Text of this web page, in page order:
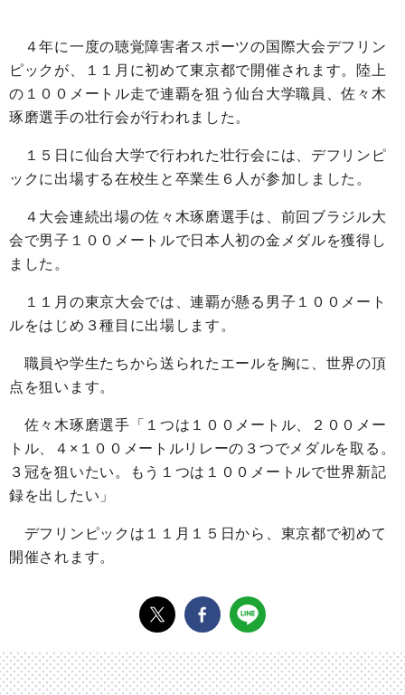
４年に一度の聴覚障害者スポーツの国際大会デフリン
ピックが、１１月に初めて東京都で開催されます。陸上
の１００メートル走で連覇を狙う仙台大学職員、佐々木
琢磨選手の壮行会が行われました。
１５日に仙台大学で行われた壮行会には、デフリンピ
ックに出場する在校生と卒業生６人が参加しました。
４大会連続出場の佐々木琢磨選手は、前回ブラジル大
会で男子１００メートルで日本人初の金メダルを獲得し
ました。
１１月の東京大会では、連覇が懸る男子１００メート
ルをはじめ３種目に出場します。
職員や学生たちから送られたエールを胸に、世界の頂
点を狙います。
佐々木琢磨選手「１つは１００メートル、２００メー
トル、４×１００メートルリレーの３つでメダルを取る。
３冠を狙いたい。もう１つは１００メートルで世界新記
録を出したい」
デフリンピックは１１月１５日から、東京都で初めて
開催されます。